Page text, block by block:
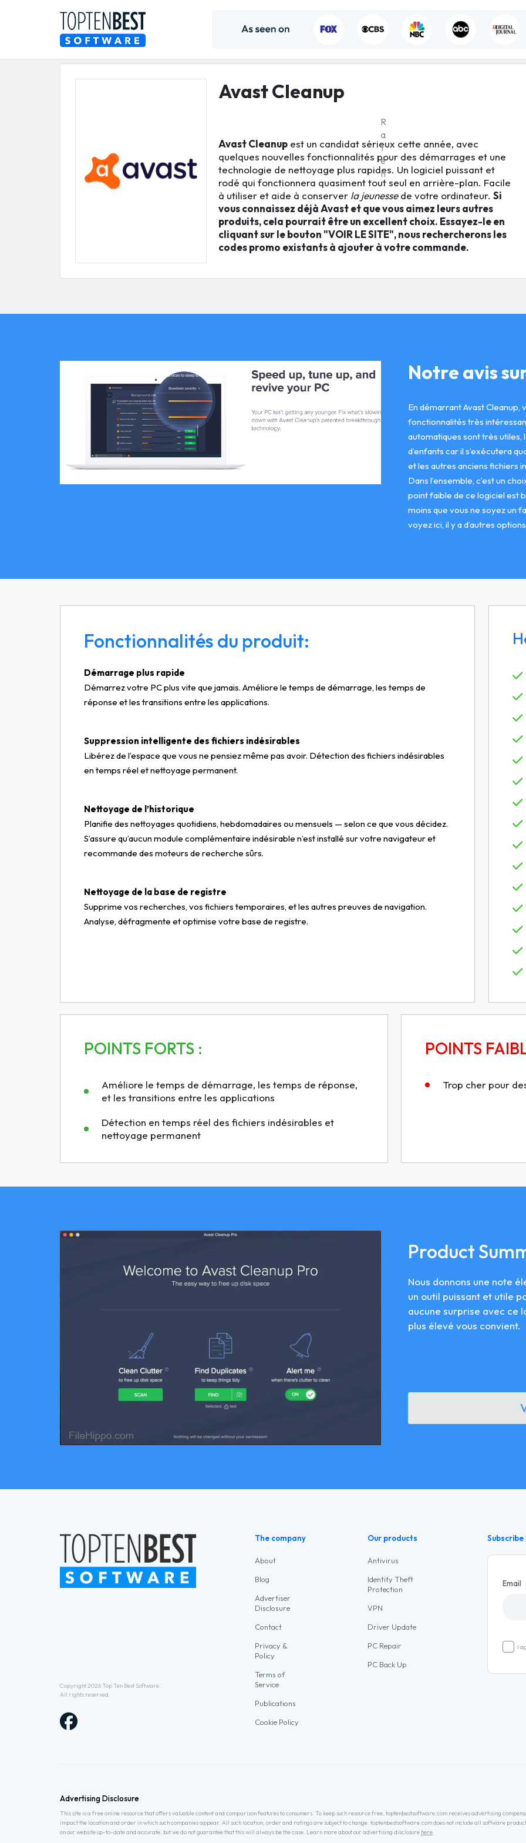
Avast Cleanup
R
a
t
e
It
Avast Cleanupest un candidat sérieux cette année, avec
quelques nouvelles fonctionnalités pour des démarrages et une
technologie de nettoyage plus rapides. Un logiciel puissant et
rodé qui fonctionnera quasiment tout seul en arrière-plan. Facile
à utiliser et aide à conserver la jeunessede votre ordinateur. Si
vous connaissez déjà Avast et que vous aimez leurs autres
produits, cela pourrait être un excellent choix. Essayez-le en
cliquant sur le bouton "VOIR LE SITE", nous rechercherons les
codes promo existants à ajouter à votre commande.
Notre avis
En démarrant Avast
fonctionnalités très
automatiques sont très utiles,
d’enfants car il s’exécutera
et les autres anciens fichiers
Dans l’ensemble, c’est un
point faible de ce logiciel est
moins que vous ne soyez un
voyez ici, il y a d’autres
Fonctionnalités du produit:
Démarrage plus rapide
Démarrez votre PC plus vite que jamais. Améliore le temps de démarrage, les temps de
réponse et les transitions entre les applications.
Suppression intelligente des fichiers indésirables
Libérez de l’espace que vous ne pensiez même pas avoir. Détection des fichiers indésirables
en temps réel et nettoyage permanent.
Nettoyage de l’historique
Planifie des nettoyages quotidiens, hebdomadaires ou mensuels — selon ce que vous décidez.
S’assure qu’aucun module complémentaire indésirable n’est installé sur votre navigateur et
recommande des moteurs de recherche sûrs.
Nettoyage de la base de registre
Supprime vos recherches, vos fichiers temporaires, et les autres preuves de navigation.
Analyse, défragmente et optimise votre base de registre.
POINTS FORTS :
Améliore le temps de démarrage, les temps de réponse,
et les transitions entre les applications
Détection en temps réel des fichiers indésirables et
nettoyage permanent
POINTS
Trop cher pour
Product
Nous donnons une note
un outil puissant et utile
aucune surprise avec ce
plus élevé vous convient.
Copyright 2026 Top Ten Best Software.
All rights reserved.
The company
About
Blog
Advertiser
Disclosure
Contact
Privacy &
Policy
Terms of
Service
Publications
Cookie Policy
Our products
Antivirus
Identity Theft
Protection
VPN
Driver Update
PC Repair
PC Back Up
Email
I
Advertising Disclosure
This site is a free online resource that offers valuable content and comparison features to consumers. To keep such resource free, toptenbestsoftware.com receives advertising
impact the location and order in which such companies appear. All such location, order and ratings are subject to change. toptenbestsoftware.com does not include all software
on our website up-to-date and accurate, but we do not guarantee that this will always be the case. Learn more about our advertising disclosure here.